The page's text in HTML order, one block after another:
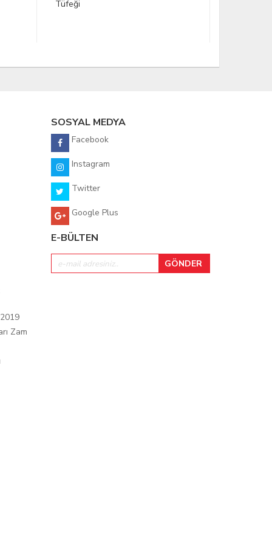
Lemon&Pearl S.Yem Gövdesi
Zam
SOSYAL MEDYA
Facebook
Instagram
Twitter
Google Plus
E-BÜLTEN